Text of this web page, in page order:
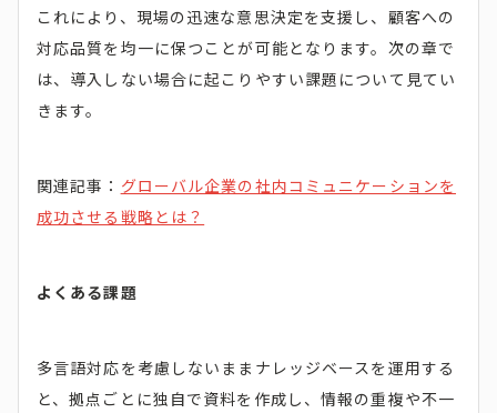
これにより、現場の迅速な意思決定を支援し、顧客への
対応品質を均一に保つことが可能となります。次の章で
は、導入しない場合に起こりやすい課題について見てい
きます。
関連記事： グローバル企業の社内コミュニケーションを
成功させる戦略とは？
よくある課題
多言語対応を考慮しないままナレッジベースを運用する
と、拠点ごとに独自で資料を作成し、情報の重複や不一